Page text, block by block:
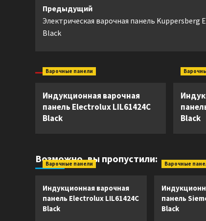
Навигация
записи
Предыдущий
Электрическая варочная панель Kuppersberg
Black
Варочные панели
Индукционная варочная
панель Electrolux LIL61424C
Black
Black
Возможно, вы пропустили:
Варочные панели
Индукционная варочная
панель Electrolux LIL61424C
Black
Варочные
панель
Black